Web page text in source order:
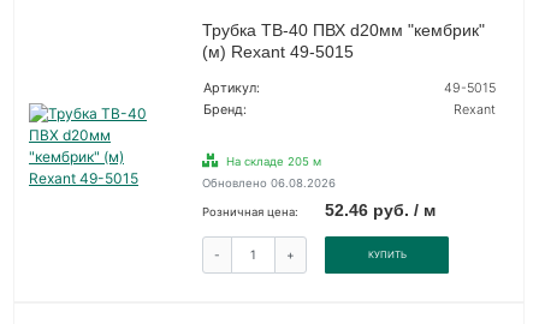
Трубка ТВ-40 ПВХ d20мм "кембрик"
(м) Rexant 49-5015
Артикул:
49-5015
Бренд:
Rexant
На складе 205 м
Обновлено 06.08.2026
Розничная цена: 52.46 руб. / м
- + КУПИТЬ